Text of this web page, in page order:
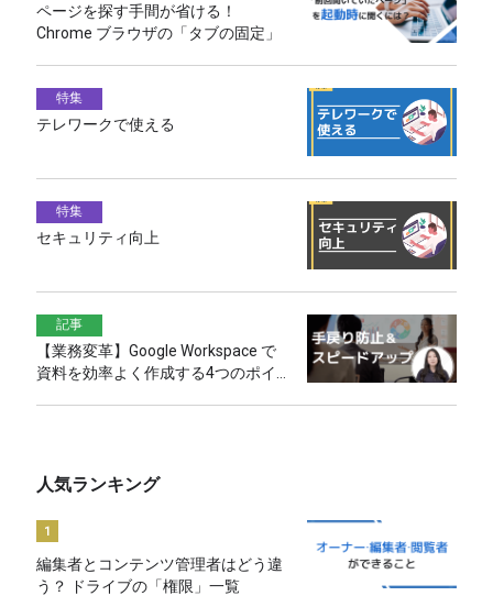
ページを探す手間が省ける！
Chrome ブラウザの「タブの固定」
特集
テレワークで使える
特集
セキュリティ向上
記事
【業務変革】Google Workspace で
資料を効率よく作成する4つのポイ
人気ランキング
1
編集者とコンテンツ管理者はどう違
う？ ドライブの「権限」一覧